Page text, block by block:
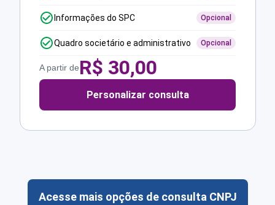
Informações do SPC Opcional
Quadro societário e administrativo Opcional
A partir deR$ 30,00
Personalizar consulta
Acesse mais opções de consulta CNPJ